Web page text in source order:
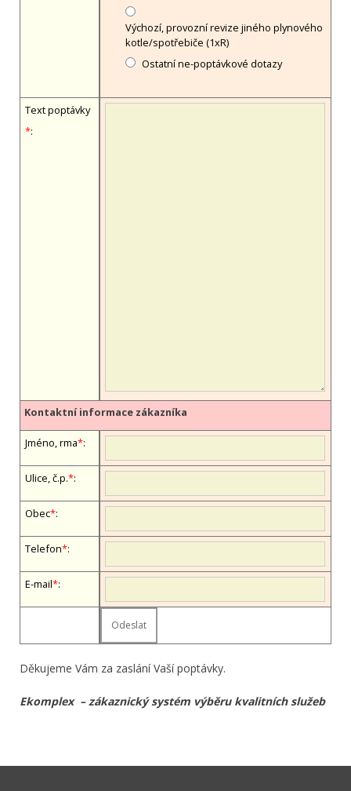
Výchozí, provozní revize jiného plynového
kotle/spotřebiče (1xR)
Ostatní ne-poptávkové dotazy
Text poptávky
*:
Kontaktní informace zákazníka
Jméno, firma*:
Ulice, č.p.*:
Obec*:
Telefon*:
E-mail*:
Děkujeme Vám za zaslání Vaší poptávky.
Ekomplex – zákaznický systém výběru kvalitních služeb